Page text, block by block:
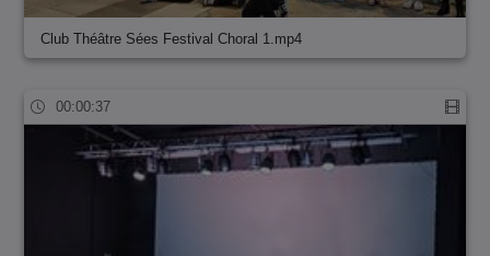
Club Théâtre Sées Festival Choral 1.mp4
00:00:37